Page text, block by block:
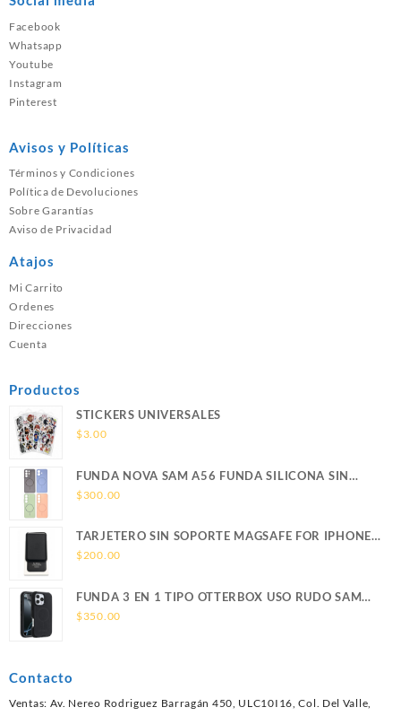
Facebook
Whatsapp
Youtube
Instagram
Pinterest
Avisos y Políticas
Términos y Condiciones
Política de Devoluciones
Sobre Garantías
Aviso de Privacidad
Atajos
Mi Carrito
Ordenes
Direcciones
Cuenta
Productos
STICKERS UNIVERSALES
$3.00
FUNDA NOVA SAM A56 FUNDA SILICONA SIN
SOPORTE MAGNETICO SAMSUNG
$300.00
TARJETERO SIN SOPORTE MAGSAFE FOR IPHONE
LEATHER WALLET MAGSAFE
$200.00
FUNDA 3 EN 1 TIPO OTTERBOX USO RUDO SAM
S26 ULTRA SAMSUNG S26 ULTRA
$350.00
Contacto
Ventas: Av. Nereo Rodriguez Barragán 450, ULC10I16, Col. Del Valle,